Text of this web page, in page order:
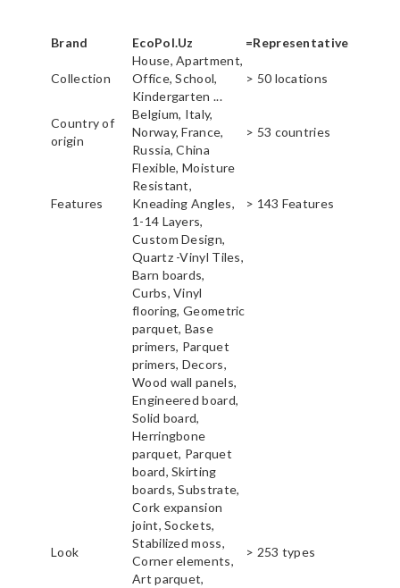
Brand EcoPol.Uz =Representative
Collection
House, Apartment,
Office, School,
Kindergarten ...
> 50 locations
Country of
origin
Belgium, Italy,
Norway, France,
Russia, China
> 53 countries
Features
Flexible, Moisture
Resistant,
Kneading Angles,
1-14 Layers,
Custom Design,
> 143 Features
Look
Quartz -Vinyl Tiles,
Barn boards,
Curbs, Vinyl
flooring, Geometric
parquet, Base
primers, Parquet
primers, Decors,
Wood wall panels,
Engineered board,
Solid board,
Herringbone
parquet, Parquet
board, Skirting
boards, Substrate,
Cork expansion
joint, Sockets,
Stabilized moss,
Corner elements,
Art parquet,
> 253 types